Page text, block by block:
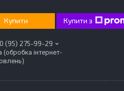
Купити Купити з
(95) 275-99-29
(обробка інтернет-